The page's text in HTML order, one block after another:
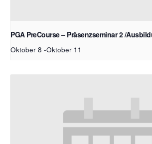
PGA PreCourse – Präsenzseminar 2 /
Oktober 8 -Oktober 11